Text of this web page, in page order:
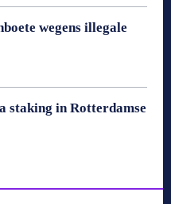
wegens illegale
staking in Rotterdamse